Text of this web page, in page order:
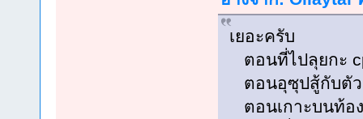
เยอะครับ
ตอนที่ไปลุยกะ
ตอนอุซุปสู้กับตัว
ตอนเกาะบนท้อ